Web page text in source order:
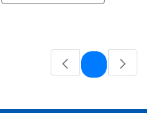
Pagina